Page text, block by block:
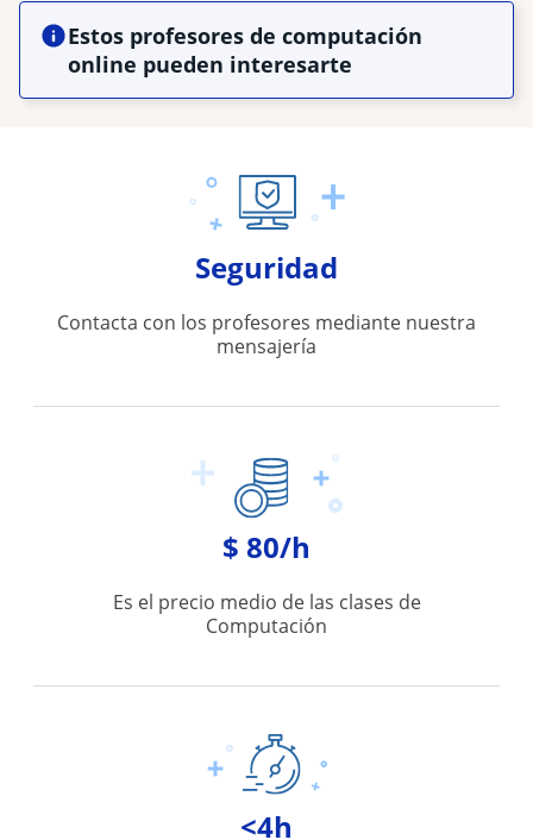
Estos profesores de computación
online pueden interesarte
Seguridad
Contacta con los profesores mediante nuestra
mensajería
$ 80/h
Es el precio medio de las clases de
Computación
<4h